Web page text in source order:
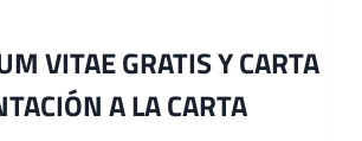
VITAE GRATIS Y CARTA
A LA CARTA